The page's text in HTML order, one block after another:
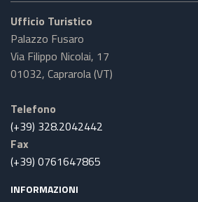
Ufficio Turistico
Palazzo Fusaro
Via Filippo Nicolai, 17
01032, Caprarola (VT)
Telefono
(+39) 328.2042442
Fax
(+39) 0761647865
INFORMAZIONI